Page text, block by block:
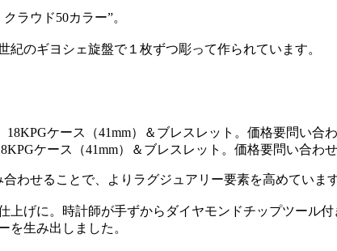
ラウド50カラー”。
のギヨシェ旋盤で１枚ずつ彫って作られています。
ケース（41mm）＆ブレスレット。価格要問い合わ
わせることで、よりラグジュアリー要素を高めています
げに。時計師が手ずからダイヤモンドチップツール
を生み出しました。